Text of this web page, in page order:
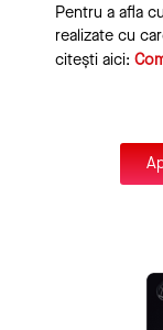
Pentru a afla
realizate cu
citești aici: